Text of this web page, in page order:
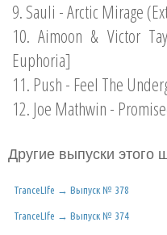
9. Sauli - Arctic Mirage
10. Aimoon & Victor
Euphoria]
11. Push - Feel The
12. Joe Mathwin -
Другие выпуски этого
TranceLIfe → Выпуск № 378
TranceLIfe → Выпуск № 374